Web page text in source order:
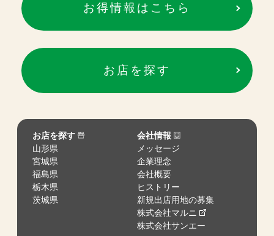
お得情報はこちら
お店を探す
お店を探す
山形県
宮城県
福島県
栃木県
茨城県
会社情報
メッセージ
企業理念
会社概要
ヒストリー
新規出店用地の募集
株式会社マルニ
株式会社サンエー